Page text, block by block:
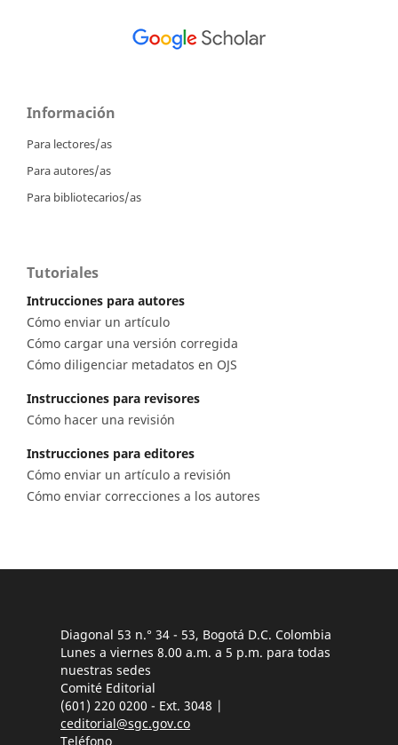
Información
Para lectores/as
Para autores/as
Para bibliotecarios/as
Tutoriales
Intrucciones para autores
Cómo enviar un artículo
Cómo cargar una versión corregida
Cómo diligenciar metadatos en OJS
Instrucciones para revisores
Cómo hacer una revisión
Instrucciones para editores
Cómo enviar un artículo a revisión
Cómo enviar correcciones a los autores
Diagonal 53 n.° 34 - 53, Bogotá D.C. Colombia
Lunes a viernes 8.00 a.m. a 5 p.m. para todas
nuestras sedes
Comité Editorial
(601) 220 0200 - Ext. 3048 |
ceditorial@sgc.gov.co
Teléfono